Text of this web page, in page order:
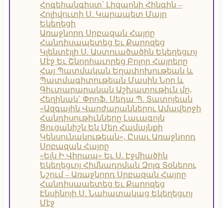
Հոգեհանգիստ՝ Լիզպոնի Հինգին –
Հոլիվուտի Ս. Կարապետ Մայր
Եկեղեցի
Առաջնորդ Սրբազան Հայրը
Հանդիսապետեց Եւ Քարոզեց
Կլենտէյլի Ս. Աստուածածին Եկեղեցւոյ
Մէջ Եւ Շնորհաւորեց Բոլոր Հայրերը
Հայ Պատմական Եղափոխութեան և
Պատմագիտութեան Մասին Նոր և
Գիւտարարական Աշխատութիւն մը,
Հեղինակ` Փրոֆ. Սեդա Պ. Տատոյեան
«Ազգային Վարժարաններու Ամավերջի
Հանդիսութիւնները Լաւագոյն
Ցուցանիշն Են Մեր Համայնքի
Կենսունակութեան», Ըսաւ Առաջնորդ
Սրբազան Հայրը
«Ելն Ի Վիրապ» Եւ Ս. Էջմիածին
Եկեղեցւոյ Հիմնադրման Զոյգ Տօներու
Նշում – Առաջնորդ Սրբազան Հայրը
Հանդիսապետեց Եւ Քարոզեց
Էնսինոյի Ս. Նահատակաց Եկեղեցւոյ
Մէջ